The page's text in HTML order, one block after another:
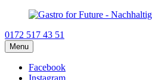
0172 517 43 51
Menu
Facebook
Instagram